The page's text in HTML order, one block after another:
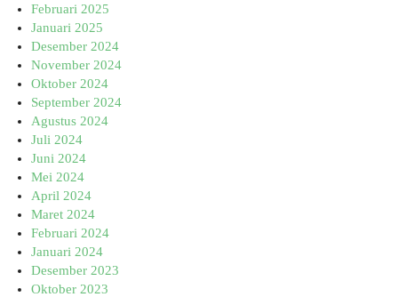
Februari 2025
Januari 2025
Desember 2024
November 2024
Oktober 2024
September 2024
Agustus 2024
Juli 2024
Juni 2024
Mei 2024
April 2024
Maret 2024
Februari 2024
Januari 2024
Desember 2023
Oktober 2023